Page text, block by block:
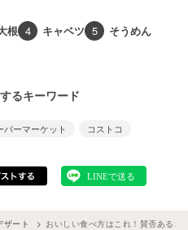
根 4 キャベツ 5 そうめん
るキーワード
パーマーケット コストコ
ザート おいしい食べ方はこれ！賛否あるコ